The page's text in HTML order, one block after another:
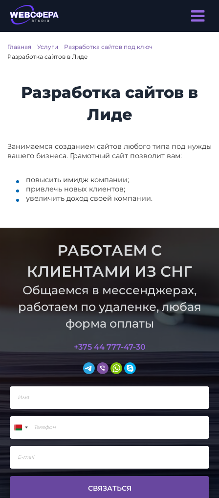
Главная Услуги Разработка сайтов под ключ
Разработка сайтов в Лиде
Разработка сайтов в
Лиде
Занимаемся созданием сайтов любого типа под нужды
вашего бизнеса. Грамотный сайт позволит вам:
повысить имидж компании;
привлечь новых клиентов;
увеличить доход своей компании.
РАБОТАЕМ С
КЛИЕНТАМИ ИЗ СНГ
Общаемся в мессенджерах,
работаем по удаленке, любая
форма оплаты
+375 44 777-47-30
СВЯЗАТЬСЯ